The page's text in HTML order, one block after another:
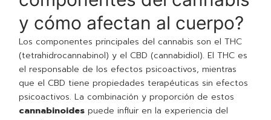
y cómo afectan al cuerpo?
Los componentes principales del cannabis son el THC
(tetrahidrocannabinol) y el CBD (cannabidiol). El THC es
el responsable de los efectos psicoactivos, mientras
que el CBD tiene propiedades terapéuticas sin efectos
psicoactivos. La combinación y proporción de estos
cannabinoides puede influir en la experiencia del